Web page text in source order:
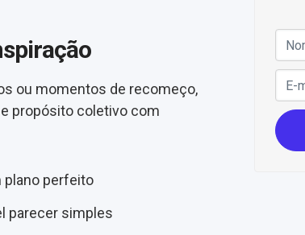
ou momentos de recomeço,
propósito coletivo com
plano perfeito
parecer simples